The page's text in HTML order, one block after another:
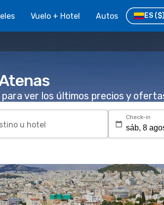
Vuelo + Hotel Autos ES ($)
ver los últimos precios y
u hotel
Check-in